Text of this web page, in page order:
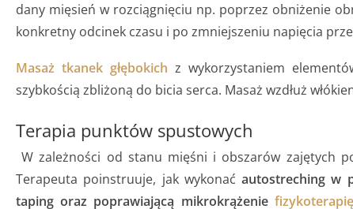
dany mięsień w rozciągnięciu np. poprzez obniżenie
konkretny odcinek czasu i po zmniejszeniu napięcia
Masaż tkanek głębokich z wykorzystaniem
szybkością zbliżoną do bicia serca. Masaż wzdłuż
Terapia punktów spustowych
W zależności od stanu mięśni i obszarów zajętych
Terapeuta poinstruuje, jak wykonaćautostreching w
taping oraz poprawiającą mikrokrążenie